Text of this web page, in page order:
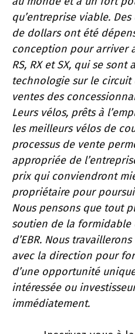
qu’entreprise viable.
de dollars ont été
conception pour arriver
RS, RX et SX, qui se
technologie sur le circuit
ventes des
Leurs vélos, prêts à
les meilleurs vélos de
processus de vente
appropriée de
prix qui conviendront
propriétaire pour
Nous pensons que tout
soutien de la formidable
d’EBR. Nous
avec la direction pour
d’une opportunité
intéressée ou
immédiatement.